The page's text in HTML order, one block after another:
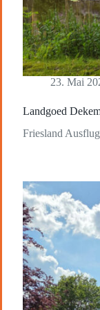
23. Mai
Landgoed
Friesland Ausflug